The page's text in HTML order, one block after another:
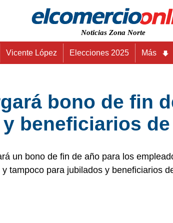
Noticias Zona Norte
Vicente López Elecciones 2025 Más
bono de fin
beneficiarios de
un bono de fin de año para los
tampoco para jubilados y beneficiarios